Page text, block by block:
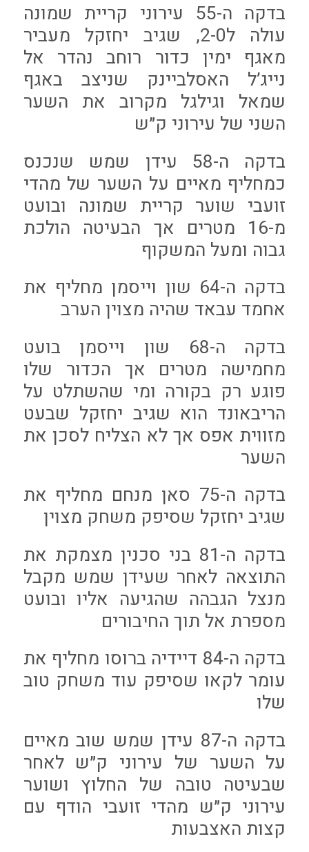
בדקה ה-55 עירוני קריית שמונה
עולה ל2-0, שגיב יחזקל מעביר
מאגף ימין כדור רוחב נהדר אל
נייג’ל האסלביינק שניצב באגף
שמאל וגילגל מקרוב את השער
השני של עירוני ק״ש
בדקה ה-58 עידן שמש שנכנס
כמחליף מאיים על השער של מהדי
זועבי שוער קריית שמונה ובועט
מ-16 מטרים אך הבעיטה הולכת
גבוה ומעל המשקוף
בדקה ה-64 שון וייסמן מחליף את
אחמד עבאד שהיה מצוין הערב
בדקה ה-68 שון וייסמן בועט
מחמישה מטרים אך הכדור שלו
פוגע רק בקורה ומי שהשתלט על
הריבאונד הוא שגיב יחזקל שבעט
מזווית אפס אך לא הצליח לסכן את
השער
בדקה ה-75 סאן מנחם מחליף את
שגיב יחזקל שסיפק משחק מצוין
בדקה ה-81 בני סכנין מצמקת את
התוצאה לאחר שעידן שמש מקבל
מנצל הגבהה שהגיעה אליו ובועט
מספרת אל תוך החיבורים
בדקה ה-84 דיידיה ברוסו מחליף את
עומר לקאו שסיפק עוד משחק טוב
שלו
בדקה ה-87 עידן שמש שוב מאיים
על השער של עירוני ק״ש לאחר
שבעיטה טובה של החלוץ ושוער
עירוני ק״ש מהדי זועבי הודף עם
קצות האצבעות